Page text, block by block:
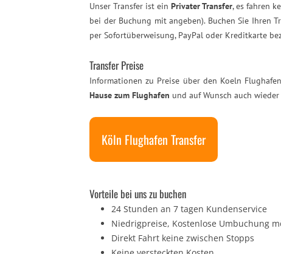
Unser Transfer ist ein Privater Transfer, es fahren
bei der Buchung mit angeben). Buchen Sie Ihren
per Sofortüberweisung, PayPal oder Kreditkarte
Transfer Preise
Informationen zu Preise über den Koeln
Hause zum Flughafen und auf Wunsch auch
Köln Flughafen Transfer
Vorteile bei uns zu buchen
24 Stunden an 7 tagen Kundenservice
Niedrigpreise, Kostenlose Umbuchung
Direkt Fahrt keine zwischen Stopps